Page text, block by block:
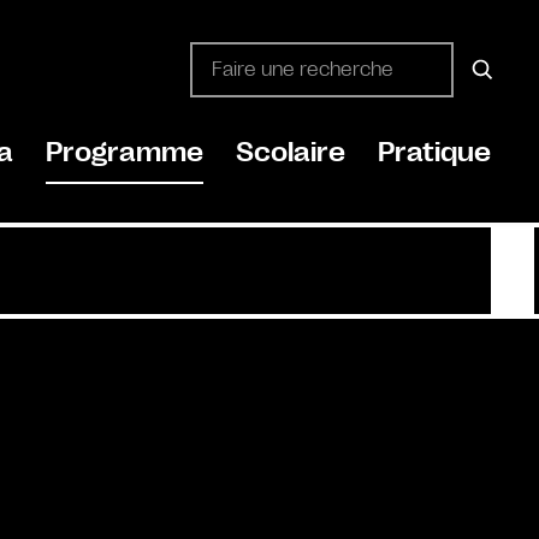
Programme Scolaire Pratique